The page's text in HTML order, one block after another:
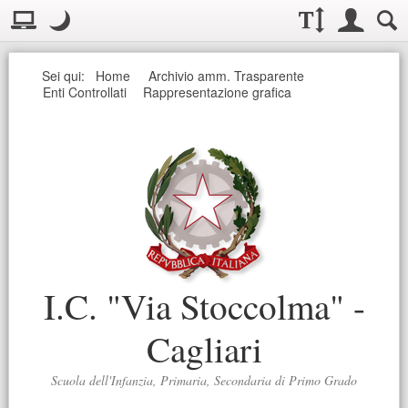
Visualizzazione:
Layout normale. Passa alla modalità desktop
Modo notte
Modo notte: questa modalità imposta un basso contrasto.
Casella
Dimensioni testo:
Accesso
Seguici
Sei qui: Home
Archivio amm. Trasparente
Enti Controllati
Rappresentazione grafica
I.C. "Via Stoccolma" -
Cagliari
Scuola dell'Infanzia, Primaria, Secondaria di Primo Grado